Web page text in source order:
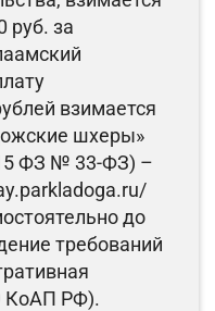
руб. за
взимается
шхеры»
ФЗ № 33-ФЗ) –
до
требований
КоАП РФ).